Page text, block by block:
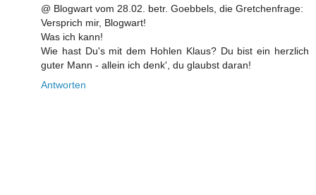
@ Blogwart vom 28.02. betr. Goebbels, die Gretchenfrage:
Versprich mir, Blogwart!
Was ich kann!
Wie hast Du's mit dem Hohlen Klaus? Du bist ein herzlich
guter Mann - allein ich denk', du glaubst daran!
Antworten